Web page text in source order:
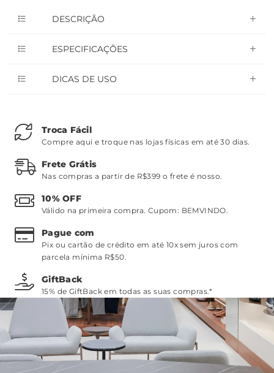
DESCRIÇÃO
ESPECIFICAÇÕES
DICAS DE USO
Troca Fácil
Compre aqui e troque nas lojas físicas em até 30 dias.
Frete Grátis
Nas compras a partir de R$399 o frete é nosso.
10% OFF
Válido na primeira compra. Cupom: BEMVINDO.
Pague com
Pix ou cartão de crédito em até 10x sem juros com
parcela mínima R$50.
GiftBack
15% de GiftBack em todas as suas compras.*